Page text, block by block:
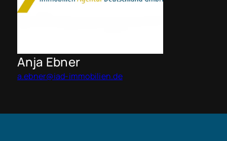
Anja Ebner
a.ebner@iad-immobilien.de